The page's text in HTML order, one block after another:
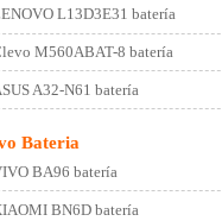
L13D3E31 batería
M560ABAT-8 batería
A32-N61 batería
Bateria
BA96 batería
BN6D batería